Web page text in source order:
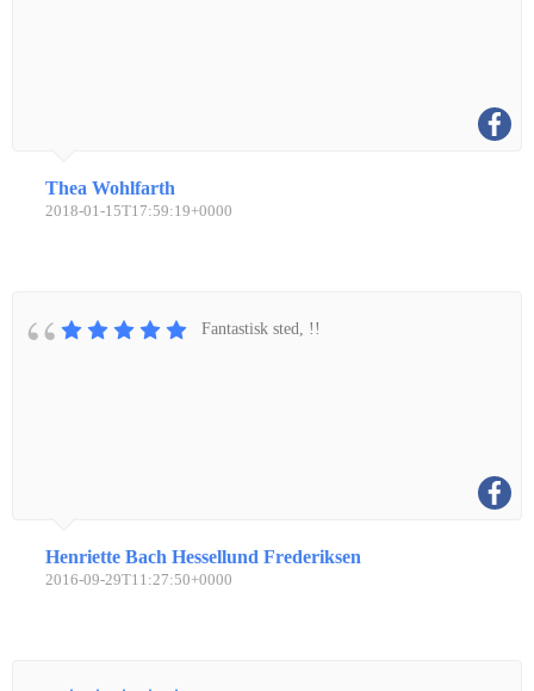
Thea Wohlfarth
2018-01-15T17:59:19+0000
Fantastisk sted, !!
Henriette Bach Hessellund Frederiksen
2016-09-29T11:27:50+0000